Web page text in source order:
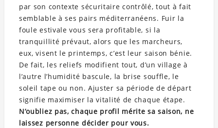
par son contexte sécuritaire contrôlé, tout à fait
semblable à ses pairs méditerranéens. Fuir la
foule estivale vous sera profitable, si la
tranquillité prévaut, alors que les marcheurs,
eux, visent le printemps, c’est leur saison bénie.
De fait, les reliefs modifient tout, d’un village à
l’autre l’humidité bascule, la brise souffle, le
soleil tape ou non. Ajuster sa période de départ
signifie maximiser la vitalité de chaque étape.
N’oubliez pas, chaque profil mérite sa saison, ne
laissez personne décider pour vous.